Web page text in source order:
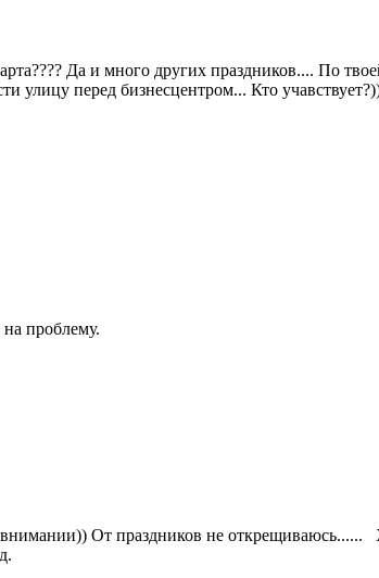
Да и много других праздников.... По
улицу перед бизнесцентром... Кто
проблему.
От праздников не открещиваюсь......